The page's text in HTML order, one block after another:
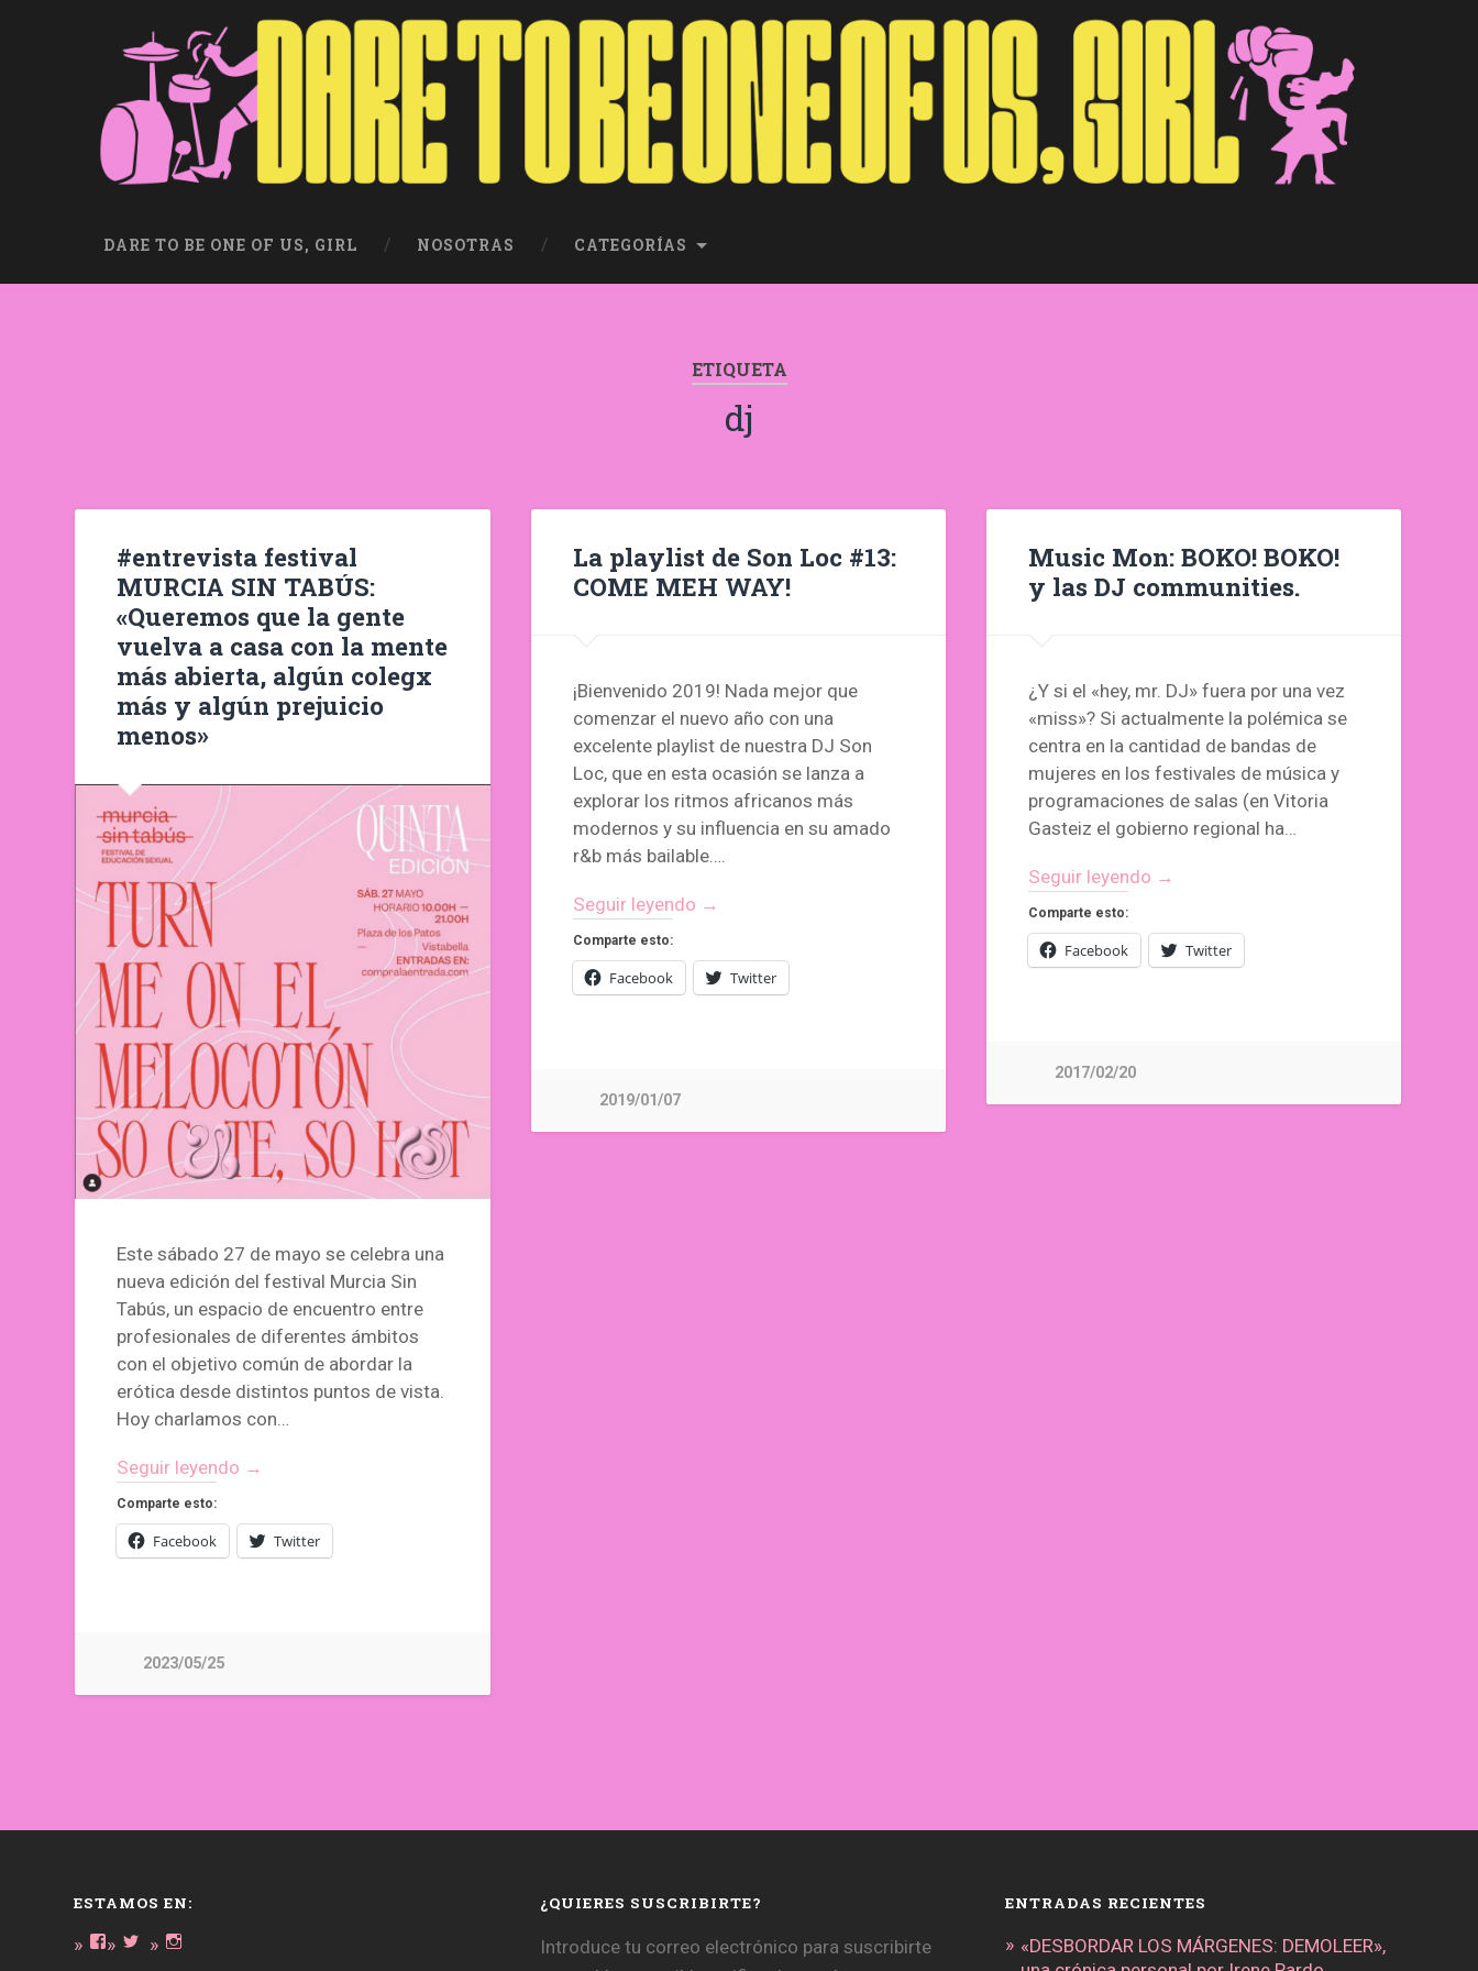
DARE TO BE ONE OF US, GIRL NOSOTRAS CATEGORÍAS
ETIQUETA
dj
#entrevista festival
MURCIA SIN TABÚS:
«Queremos que la gente
vuelva a casa con la mente
más abierta, algún colegx
más y algún prejuicio
menos»
Este sábado 27 de mayo se celebra una
nueva edición del festival Murcia Sin
Tabús, un espacio de encuentro entre
profesionales de diferentes ámbitos
con el objetivo común de abordar la
erótica desde distintos puntos de vista.
Hoy charlamos con…
Seguir leyendo →
Comparte esto:
Facebook Twitter
2023/05/25
La playlist de Son Loc #13:
COME MEH WAY!
¡Bienvenido 2019! Nada mejor que
comenzar el nuevo año con una
excelente playlist de nuestra DJ Son
Loc, que en esta ocasión se lanza a
explorar los ritmos africanos más
modernos y su influencia en su amado
r&b más bailable….
Seguir leyendo →
Comparte esto:
Facebook Twitter
2019/01/07
Music Mon: BOKO! BOKO!
y las DJ communities.
¿Y si el «hey, mr. DJ» fuera por una vez
«miss»? Si actualmente la polémica se
centra en la cantidad de bandas de
mujeres en los festivales de música y
programaciones de salas (en Vitoria
Gasteiz el gobierno regional ha…
Seguir leyendo →
Comparte esto:
Facebook Twitter
2017/02/20
ESTAMOS EN:
Ver
Ver
Ver
¿QUIERES SUSCRIBIRTE?
Introduce tu correo electrónico para suscribirte
ENTRADAS RECIENTES
«DESBORDAR LOS MÁRGENES: DEMOLEER»,